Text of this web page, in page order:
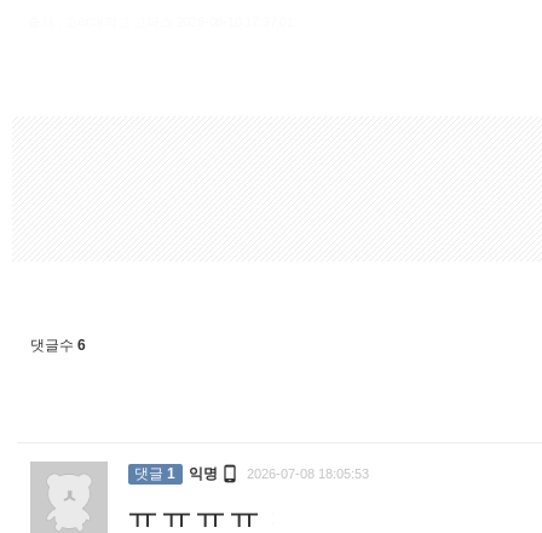
댓글수 6
댓글 1 익명  2026-07-08 18:05:53
ㅠㅠㅠㅠ